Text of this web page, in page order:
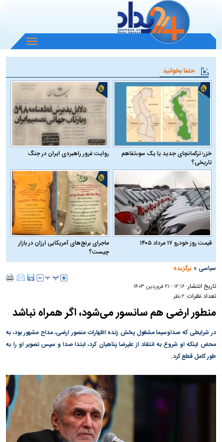
باز
و
منو
حتما بخوانید
خزر؛ ترکمانچای جدید یا یک سوءتفاهم
تاریخی؟
روایت غرور راهبردی ایران در جنگ
قیمت روز خودرو ۱۷ مرداد ۱۴۰۵
ماجرای برنج‌های آمریکایی ارزان در بازار
چیست؟
سیاسی »برگزیده
تاریخ انتشار: ۱۲:۱۶ - ۲۱ فروردين ۱۴۰۳
تعداد نظرات:۲ نظر
منطور ارضی هم سانسور می‌شود، اگر همراه نباشد
در شرایطی که صداوسیما مشغول پخش زنده اظهارات منصور ارضی، مداح مشهور بود، به
محض اینکه او شروع به انتقاد از علیرضا پناهیان کرد، ابتدا صدا و سپس تصویر او را به
طور کامل قطع کرد.